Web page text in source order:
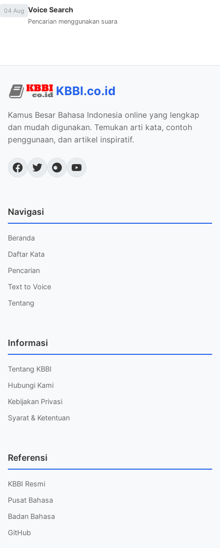
04 Aug Voice Search
Pencarian menggunakan suara
KBBI.co.id
Kamus Besar Bahasa Indonesia online yang lengkap
dan mudah digunakan. Temukan arti kata, contoh
penggunaan, dan artikel inspiratif.
Navigasi
Beranda
Daftar Kata
Pencarian
Text to Voice
Tentang
Informasi
Tentang KBBI
Hubungi Kami
Kebijakan Privasi
Syarat & Ketentuan
Referensi
KBBI Resmi
Pusat Bahasa
Badan Bahasa
GitHub